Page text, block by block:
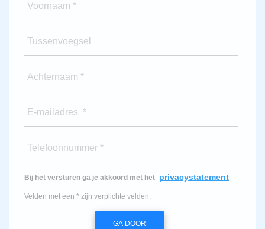
Voornaam *
Tussenvoegsel
Achternaam *
E-mailadres *
Telefoonnummer *
Bij het versturen ga je akkoord met het privacystatement
Velden met een * zijn verplichte velden.
GA DOOR